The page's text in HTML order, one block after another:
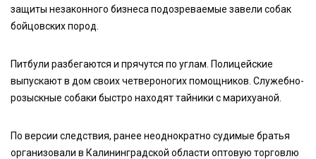
защиты незаконного бизнеса подозреваемые завели собак
бойцовских пород.
Питбули разбегаются и прячутся по углам. Полицейские
выпускают в дом своих четвероногих помощников. Служебно-
розыскные собаки быстро находят тайники с марихуаной.
По версии следствия, ранее неоднократно судимые братья
организовали в Калининградской области оптовую торговлю